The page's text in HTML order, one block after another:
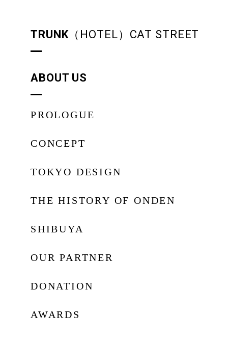
TRUNK（HOTEL）CAT STREET
ABOUT US
PROLOGUE
CONCEPT
TOKYO DESIGN
THE HISTORY OF ONDEN
SHIBUYA
OUR PARTNER
DONATION
AWARDS